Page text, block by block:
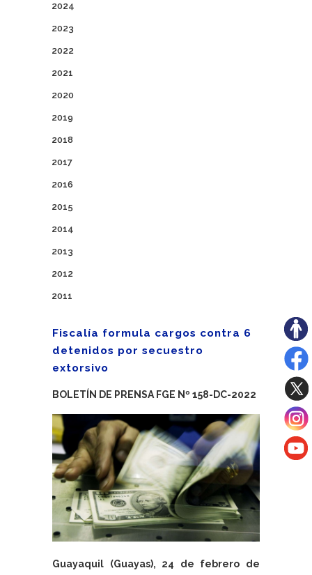
2024
2023
2022
2021
2020
2019
2018
2017
2016
2015
2014
2013
2012
2011
Fiscalía formula cargos contra 6
detenidos por secuestro
extorsivo
BOLETÍN DE PRENSA FGE Nº 158-DC-2022
Guayaquil (Guayas), 24 de febrero de